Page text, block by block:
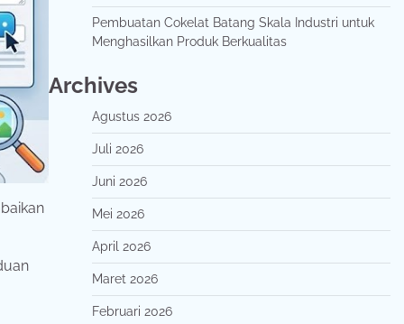
Pembuatan Cokelat Batang Skala Industri untuk
Menghasilkan Produk Berkualitas
Archives
Agustus 2026
Juli 2026
Juni 2026
Mei 2026
April 2026
Maret 2026
Februari 2026